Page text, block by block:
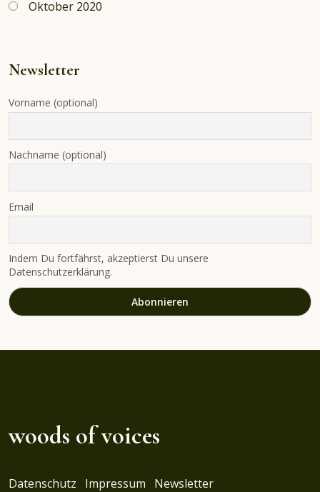
Oktober 2020
Newsletter
Vorname (optional)
Nachname (optional)
Email
Indem Du fortfährst, akzeptierst Du unsere
Datenschutzerklärung.
woods of voices
Datenschutz Impressum Newsletter